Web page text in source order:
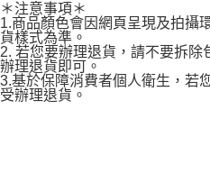
＊注意事項＊
1.商品顏色會因網頁呈現及拍攝
貨樣式為準。
2. 若您要辦理退貨，請不要拆
辦理退貨即可。
3.基於保障消費者個人衛生，若
受辦理退貨。